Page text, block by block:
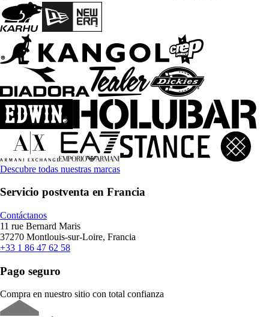
Descubre todas nuestras marcas
Servicio postventa en Francia
Contáctanos
11 rue Bernard Maris
37270 Montlouis-sur-Loire, Francia
+33 1 86 47 62 58
Pago seguro
Compra en nuestro sitio con total confianza